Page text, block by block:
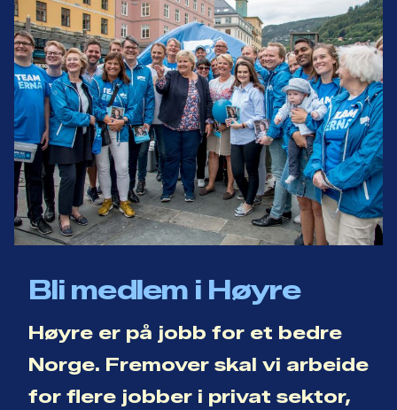
Bli medlem i Høyre
Høyre er på jobb for et bedre
Norge. Fremover skal vi arbeide
for flere jobber i privat sektor,